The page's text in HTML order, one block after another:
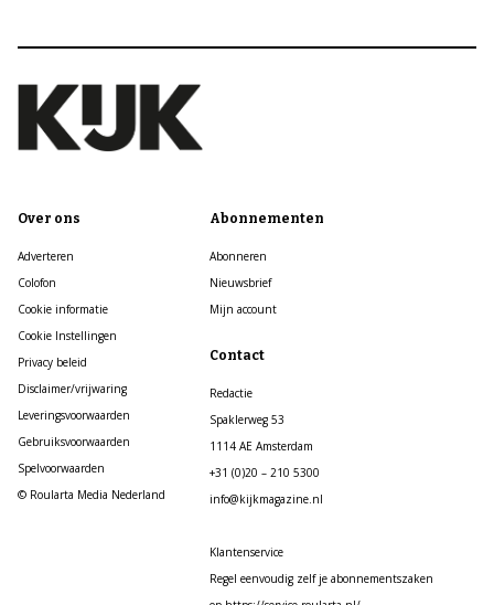
Over ons
Adverteren
Colofon
Cookie informatie
Cookie Instellingen
Privacy beleid
Disclaimer/vrijwaring
Leveringsvoorwaarden
Gebruiksvoorwaarden
Spelvoorwaarden
© Roularta Media Nederland
Abonnementen
Abonneren
Nieuwsbrief
Mijn account
Contact
Redactie
Spaklerweg 53
1114 AE Amsterdam
+31 (0)20 – 210 5300
info@kijkmagazine.nl
Klantenservice
Regel eenvoudig zelf je abonnementszaken